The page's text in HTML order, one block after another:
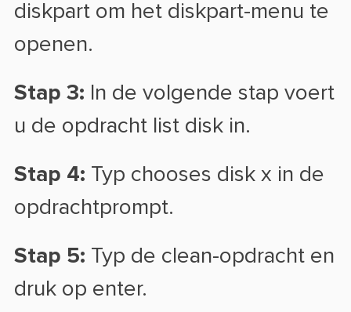
diskpart om het diskpart-menu te
openen.
Stap 3: In de volgende stap voert
u de opdracht list disk in.
Stap 4: Typ chooses disk x in de
opdrachtprompt.
Stap 5: Typ de clean-opdracht en
druk op enter.